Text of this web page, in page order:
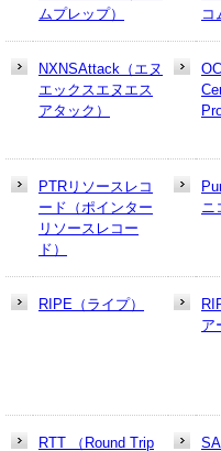
ムプレップ）
コ
NXNSAttack（エヌ
エックスエヌエス
アタック）
PTRリソースレコ
ード（ポインター
リソースレコー
ド）
ニ
RIPE（ライプ）
ア
RTT （Round Trip